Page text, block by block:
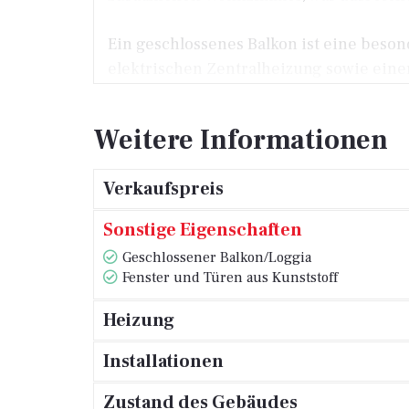
Ein geschlossenes Balkon ist eine
elektrischen Zentralheizung sowie
Die Lage der Wohnung in Rovinj bietet
gastronomischen Betrieben sowie
entspannte Atmosphäre sicherstellt.
Für weitere Informationen oder zur
Gelegenheit für eine sichere
Weitere Informationen
Verkaufspreis
Sonstige Eigenschaften
Geschlossener Balkon/Loggia
Fenster und Türen aus Kunststoff
Heizung
Installationen
Zustand des Gebäudes